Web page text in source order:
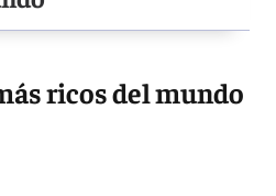
ricos del mundo